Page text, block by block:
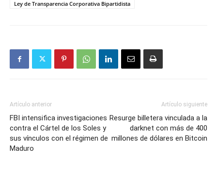
Ley de Transparencia Corporativa Bipartidista
Artículo anterior
FBI intensifica investigaciones
contra el Cártel de los Soles y
sus vínculos con el régimen de
Maduro
Artículo siguiente
Resurge billetera vinculada a la
darknet con más de 400
millones de dólares en Bitcoin